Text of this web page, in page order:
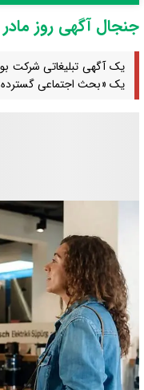
جنجال آگهی روز
یک آگهی تبلیغاتی شرکت
یک «بحث اجتماعی